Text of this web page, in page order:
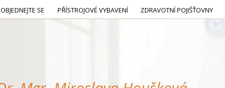
OBJEDNEJTE SE PŘÍSTROJOVÉ VYBAVENÍ ZDRAVOTNÍ POJIŠŤOVNY